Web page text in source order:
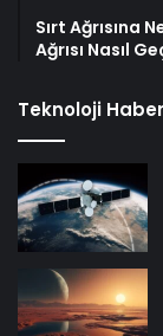
Sırt Ağrısına
Ağrısı Nasıl
Teknoloji